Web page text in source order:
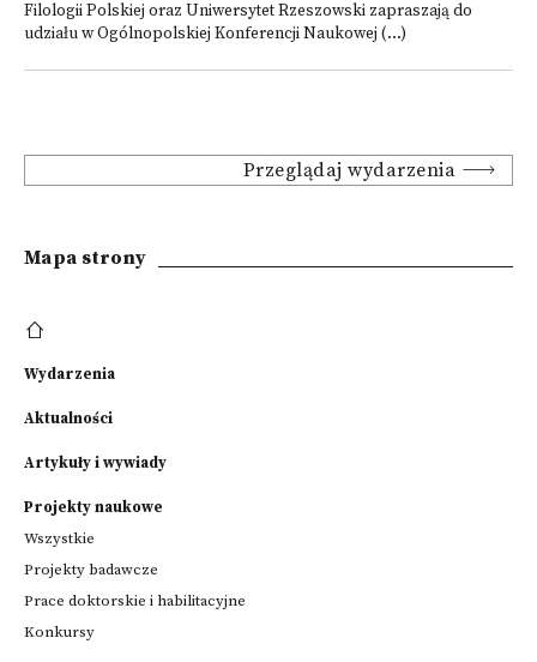
Filologii Polskiej oraz Uniwersytet Rzeszowski zapraszają do
udziału w Ogólnopolskiej Konferencji Naukowej (...)
Przeglądaj wydarzenia
Mapa strony
Wydarzenia
Aktualności
Artykuły i wywiady
Projekty naukowe
Wszystkie
Projekty badawcze
Prace doktorskie i habilitacyjne
Konkursy